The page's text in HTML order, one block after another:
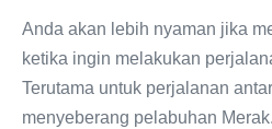
Anda akan lebih nyaman jika
ketika ingin melakukan
Terutama untuk perjalanan
menyeberang pelabuhan